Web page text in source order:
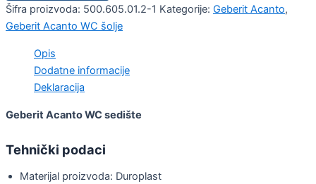
Šifra proizvoda: 500.605.01.2-1 Kategorije: Geberit Acanto,
Geberit Acanto WC šolje
Opis
Dodatne informacije
Deklaracija
Geberit Acanto WC sedište
Tehnički podaci
Materijal proizvoda: Duroplast